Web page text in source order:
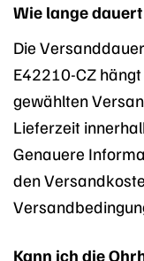
Wie lange
Die
E42210-CZ
gewählten
Lieferzeit
Genauere
den
Kann ich die